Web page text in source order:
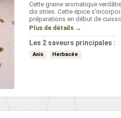
Cette graine aromatique
dix stries. Cette épice
préparations en début de
desserts. Ses aromes pricipaux
Plus de détails →
Les 2 saveurs principales :
Anis Herbacée